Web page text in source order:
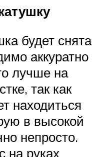
будет снята
аккуратно
лучше на
так как
находиться
в высокой
непросто.
на руках